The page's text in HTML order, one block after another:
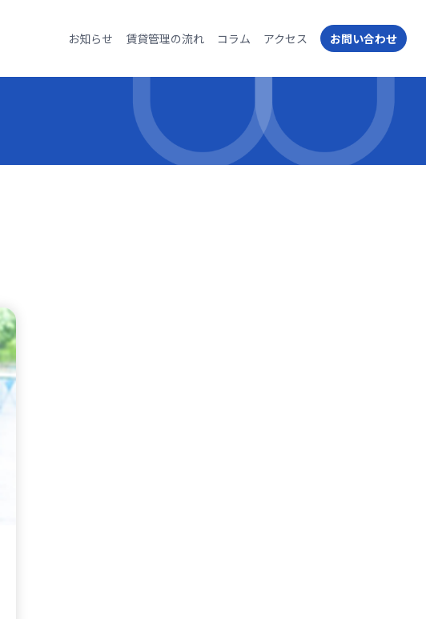
お知らせ 賃貸管理の流れ コラム アクセス お問い合わせ